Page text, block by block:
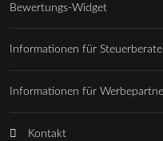
Bewertungs-Widget
Informationen für
Informationen für
Kontakt